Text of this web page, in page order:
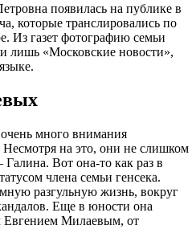
появилась на публике в
которые транслировались по
Из газет фотографию семьи
лишь «Московские новости»,
много внимания
на это, они не слишком
Галина. Вот она-то как раз в
члена семьи генсека.
разгульную жизнь, вокруг
Еще в юности она
Евгением Милаевым, от